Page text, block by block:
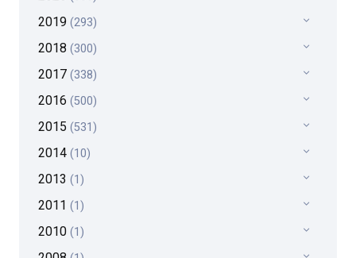
2019 (293)
2018 (300)
2017 (338)
2016 (500)
2015 (531)
2014 (10)
2013 (1)
2011 (1)
2010 (1)